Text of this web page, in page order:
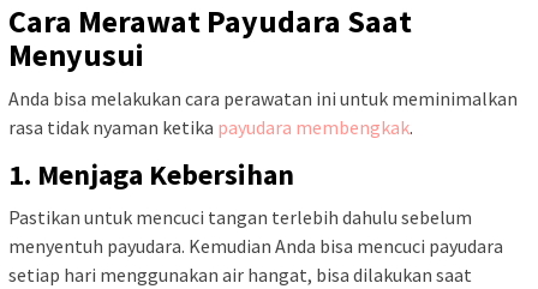
Cara Merawat Payudara Saat
Menyusui
Anda bisa melakukan cara perawatan ini untuk meminimalkan
rasa tidak nyaman ketika payudara membengkak.
1. Menjaga Kebersihan
Pastikan untuk mencuci tangan terlebih dahulu sebelum
menyentuh payudara. Kemudian Anda bisa mencuci payudara
setiap hari menggunakan air hangat, bisa dilakukan saat